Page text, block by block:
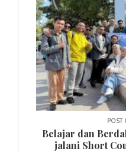
POST
Belajar dan
jalani Short